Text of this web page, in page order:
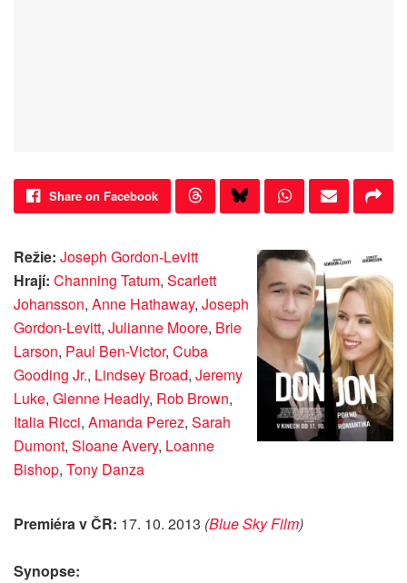
Share on Facebook
Režie: Joseph Gordon-Levitt
Hrají: Channing Tatum, Scarlett
Johansson, Anne Hathaway, Joseph
Gordon-Levitt, Julianne Moore, Brie
Larson, Paul Ben-Victor, Cuba
Gooding Jr., Lindsey Broad, Jeremy
Luke, Glenne Headly, Rob Brown,
Italia Ricci, Amanda Perez, Sarah
Dumont, Sloane Avery, Loanne
Bishop, Tony Danza
Premiéra v ČR: 17. 10. 2013 (Blue Sky Film)
Synopse: